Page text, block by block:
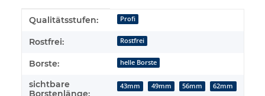
Produkteigenschaft
Wert
Qualitätsstufen: Profi
Rostfrei: Rostfrei
Borste: helle Borste
sichtbare
Borstenlänge:
43mm 49mm 56mm 62mm